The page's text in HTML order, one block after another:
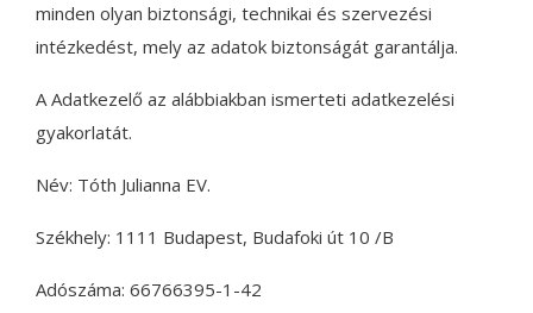
minden olyan biztonsági, technikai és szervezési
intézkedést, mely az adatok biztonságát garantálja.
A Adatkezelő az alábbiakban ismerteti adatkezelési
gyakorlatát.
Név: Tóth Julianna EV.
Székhely: 1111 Budapest, Budafoki út 10 /B
Adószáma: 66766395-1-42